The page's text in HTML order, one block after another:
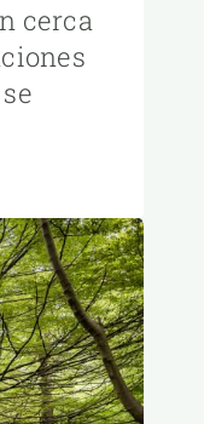
cerca